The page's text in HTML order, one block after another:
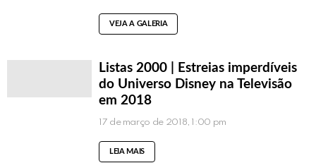
VEJA A GALERIA
Listas 2000 | Estreias imperdíveis
do Universo Disney na Televisão
em 2018
17 de março de 2018, 1:00 pm
LEIA MAIS